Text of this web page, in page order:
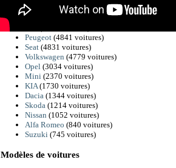
BMW
(6225 voitures)
Citroën
Peugeot(4841 voitures)
Seat(4831 voitures)
Volkswagen (4779 voitures)
Opel(3034 voitures)
Mini(2370 voitures)
KIA(1730 voitures)
Dacia(1344 voitures)
Skoda(1214 voitures)
Nissan (1052 voitures)
Alfa Romeo (840 voitures)
Suzuki(745 voitures)
Modèles de voitures